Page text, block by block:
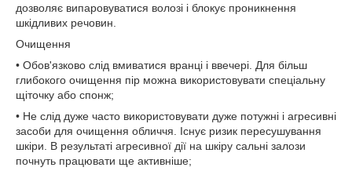
дозволяє випаровуватися волозі і блокує проникнення
шкідливих речовин.
Очищення
• Обов'язково слід вмиватися вранці і ввечері. Для більш
глибокого очищення пір можна використовувати спеціальну
щіточку або спонж;
• Не слід дуже часто використовувати дуже потужні і агресивні
засоби для очищення обличчя. Існує ризик пересушування
шкіри. В результаті агресивної дії на шкіру сальні залози
почнуть працювати ще активніше;